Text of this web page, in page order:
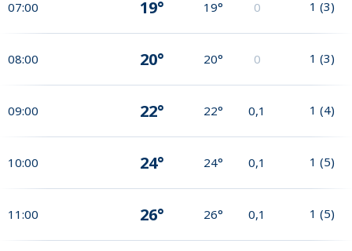
07:00 19° 19° 0 1 (3)
08:00 20° 20° 0 1 (3)
09:00 22° 22° 0,1 1 (4)
10:00 24° 24° 0,1 1 (5)
11:00 26° 26° 0,1 1 (5)